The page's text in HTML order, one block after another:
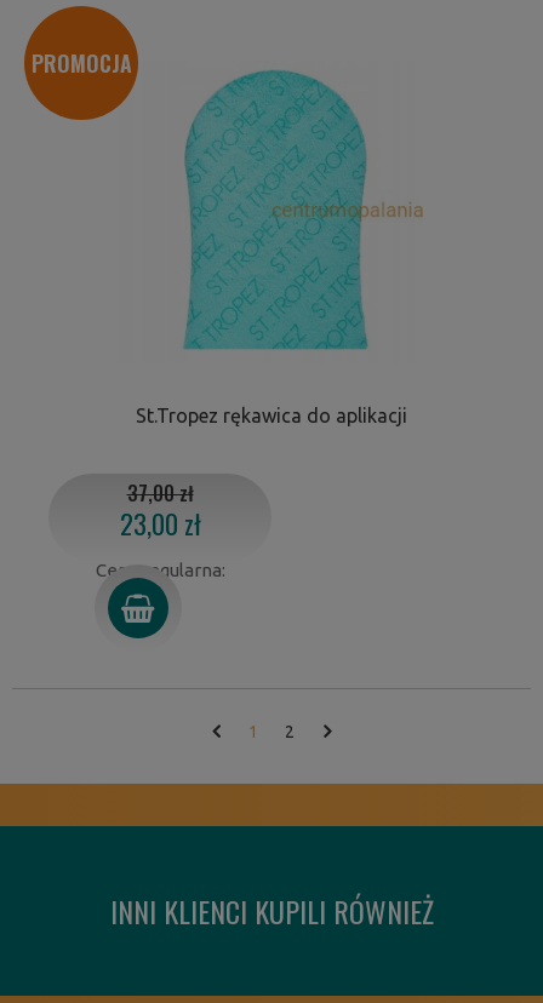
St.Tropez rękawica do aplikacji
23,00 zł
Cena regularna:
37,00 zł
PROMOCJA
1 2
INNI KLIENCI KUPILI RÓWNIEŻ